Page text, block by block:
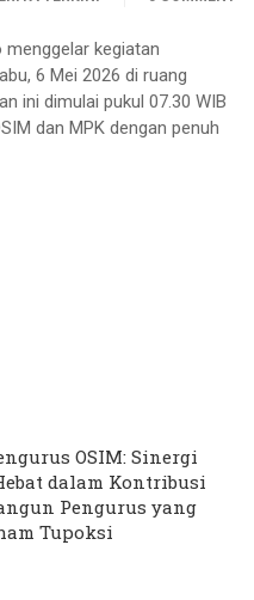
kegiatan
6 Mei 2026 di ruang
ini dimulai pukul 07.30 WIB
dan MPK dengan penuh
OSIM: Sinergi
dalam Kontribusi
Pengurus yang
Tupoksi